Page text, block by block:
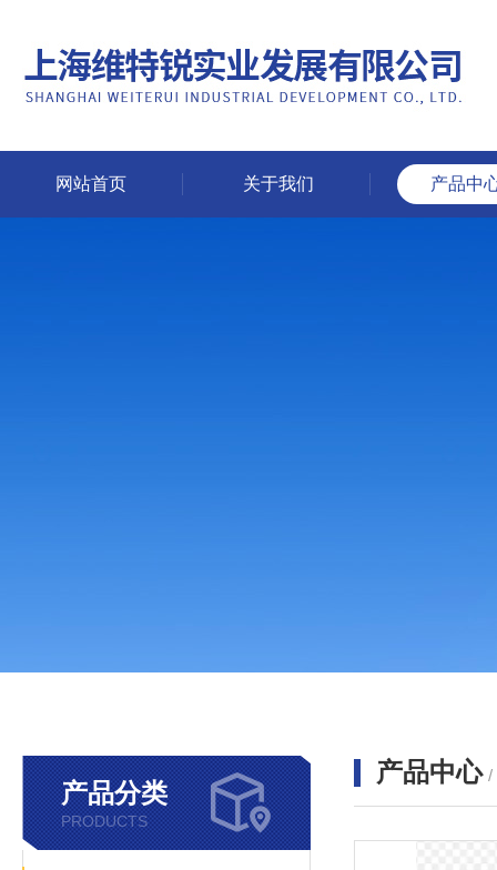
网站首页 关于我们 产品中
产品分类
PRODUCTS
产品中心 /